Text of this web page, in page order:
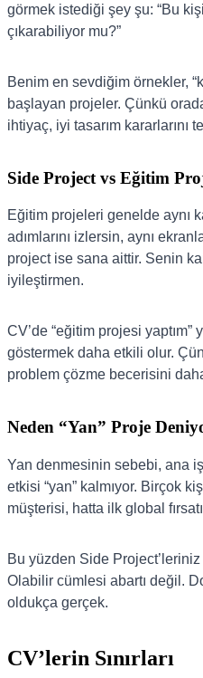
görmek istediği şey şu: “Bu
çıkarabiliyor mu?”
Benim en sevdiğim örnekler,
başlayan projeler. Çünkü
ihtiyaç, iyi tasarım kararlarını
Side Project vs Eğitim
Eğitim projeleri genelde aynı
adımlarını izlersin, aynı
project ise sana aittir. Senin
iyileştirmen.
CV’de “eğitim projesi
göstermek daha etkili olur.
problem çözme becerisini
Neden “Yan” Proje
Yan denmesinin sebebi, ana
etkisi “yan” kalmıyor. Birçok
müşterisi, hatta ilk global
Bu yüzden Side
Olabilir cümlesi abartı değil.
oldukça gerçek.
CV’lerin Sınırları